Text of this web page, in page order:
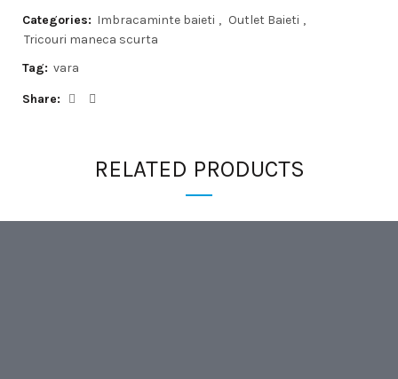
Categories: Imbracaminte baieti , Outlet Baieti ,
Tricouri maneca scurta
Tag: vara
Share
RELATED PRODUCTS